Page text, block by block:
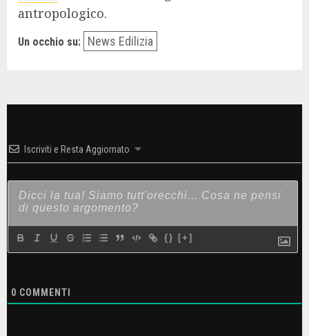
antropologico.
Un occhio su: News Edilizia
Iscriviti e Resta Aggiornato
{} [+]
0 COMMENTI